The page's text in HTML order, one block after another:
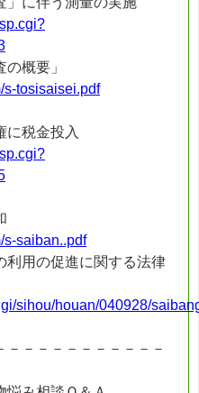
概要」
s-tosisaisei.pdf
に税金投入
s-saiban..pdf
用の促進に関する法律
sihou/houan/040928/
－－－－－－－－－－－